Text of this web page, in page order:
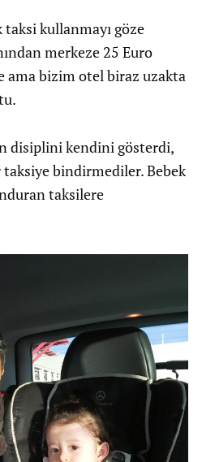
kullanmayı göze
merkeze 25 Euro
ama bizim otel biraz uzakta
disiplini kendini gösterdi,
taksiye bindirmediler. Bebek
taksilere